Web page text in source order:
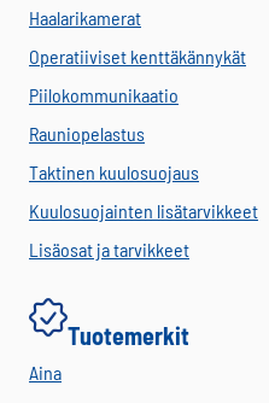
Haalarikamerat
Operatiiviset kenttäkännykät
Piilokommunikaatio
Rauniopelastus
Taktinen kuulosuojaus
Kuulosuojainten lisätarvikkeet
Lisäosat ja tarvikkeet
Tuotemerkit
Aina